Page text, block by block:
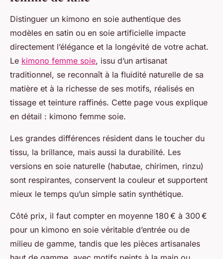
Distinguer un kimono en soie authentique des
modèles en satin ou en soie artificielle impacte
directement l’élégance et la longévité de votre achat.
Le kimono femme soie, issu d’un artisanat
traditionnel, se reconnaît à la fluidité naturelle de sa
matière et à la richesse de ses motifs, réalisés en
tissage et teinture raffinés. Cette page vous explique
en détail : kimono femme soie.
Les grandes différences résident dans le toucher du
tissu, la brillance, mais aussi la durabilité. Les
versions en soie naturelle (habutae, chirimen, rinzu)
sont respirantes, conservent la couleur et supportent
mieux le temps qu’un simple satin synthétique.
Côté prix, il faut compter en moyenne 180 € à 300 €
pour un kimono en soie véritable d’entrée ou de
milieu de gamme, tandis que les pièces artisanales